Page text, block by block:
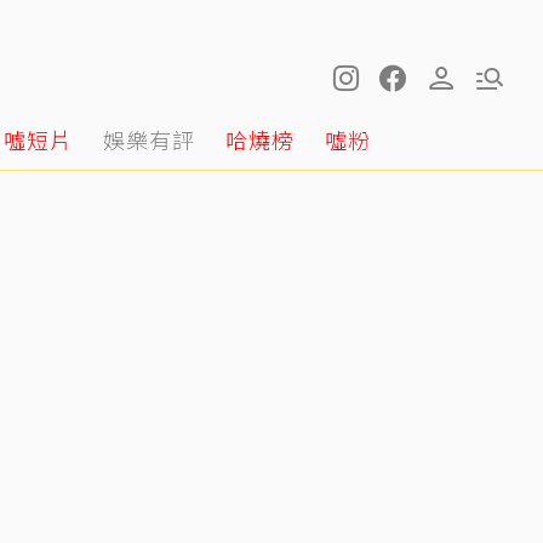
噓短片 娛樂有評 哈燒榜 噓粉